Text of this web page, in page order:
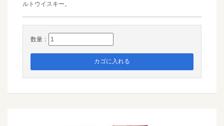
ルトウイスキー。
数量：